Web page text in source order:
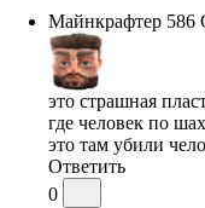
Майнкрафтер 586
это страшная
где человек по
это там убили
Ответить
0